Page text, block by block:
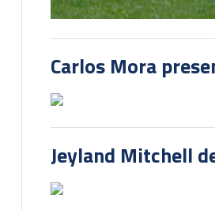
Carlos Mora
Jeyland Mitchell